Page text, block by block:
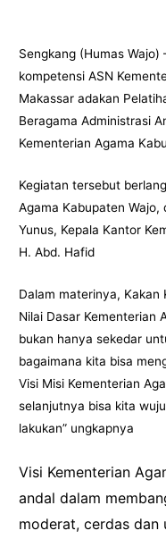
Sengkang (Humas
kompetensi ASN
Makassar adakan
Beragama Administrasi
Kementerian Agama
Kegiatan tersebut
Agama Kabupaten
Yunus, Kepala Kantor
H. Abd. Hafid
Dalam materinya, Kakan
Nilai Dasar Kementerian
bukan hanya sekedar
bagaimana kita bisa
Visi Misi Kementerian
selanjutnya bisa kita
lakukan” ungkapnya
Visi Kementerian
andal dalam
moderat, cerdas dan